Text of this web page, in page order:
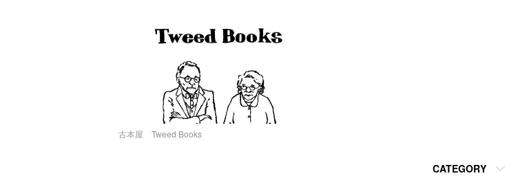
古本屋 Tweed Books
CATEGORY